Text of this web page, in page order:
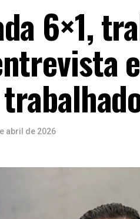
6×1,
abril de 2026